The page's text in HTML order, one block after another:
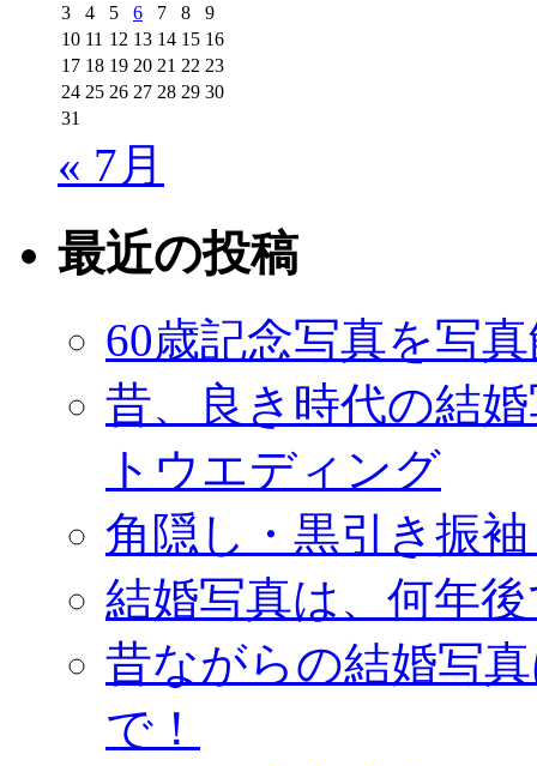
3
4 5 6 7 8
9
10 11 12 13 14 15 16
17 18 19 20 21 22 23
24 25 26 27 28 29 30
31
« 7月
最近の投稿
60歳記念写真を写
昔、良き時代の結
トウエディング
角隠し・黒引き振
結婚写真は、何年
昔ながらの結婚写
で！